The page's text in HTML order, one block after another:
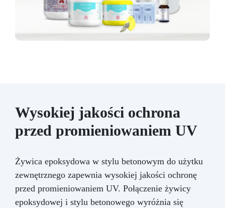
Wysokiej jakości ochrona
przed promieniowaniem UV
Żywica epoksydowa w stylu betonowym do użytku
zewnętrznego zapewnia wysokiej jakości ochronę
przed promieniowaniem UV. Połączenie żywicy
epoksydowej i stylu betonowego wyróżnia się